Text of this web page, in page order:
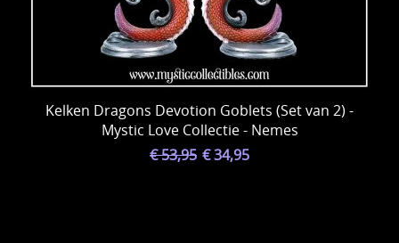
Kelken Dragons Devotion Goblets (Set van 2) -
Mystic Love Collectie - Nemes
€ 53,95 € 34,95